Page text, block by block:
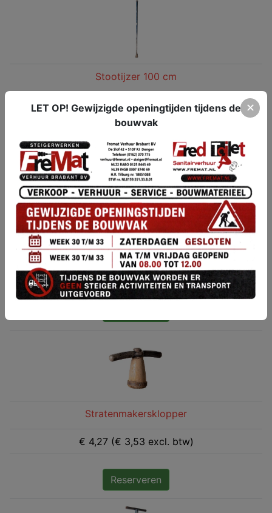
Stootijzer 100 cm
€ 2,85 (€ 2,35 excl. btw)
Reserveren
Stratenmakershamer
€ 4,27 (€ 3,53 excl. btw)
Stratenmakersklopper
€ 4,27 (€ 3,53 excl. btw)
Reserveren
✕
LET OP! Gewijzigde openingtijden tijdens de
bouwvak